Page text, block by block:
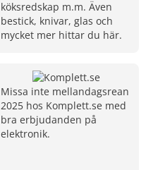
köksredskap m.m. Även
bestick, knivar, glas och
mycket mer hittar du här.
Missa inte mellandagsrean
2025 hos Komplett.se med
bra erbjudanden på
elektronik.